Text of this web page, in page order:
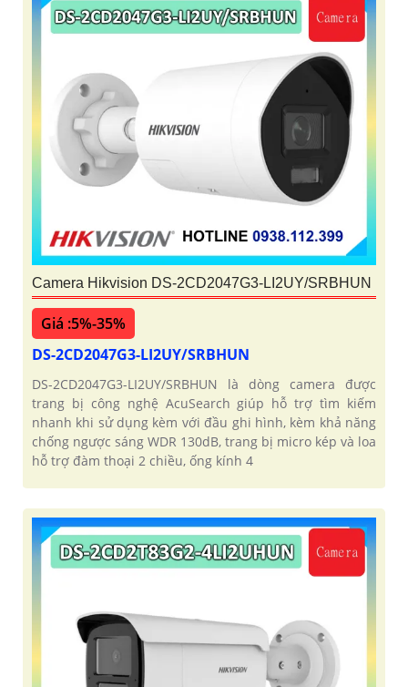
Camera Hikvision DS-2CD2047G3-LI2UY/SRBHUN
Giá :5%-35%
DS-2CD2047G3-LI2UY/SRBHUN
DS-2CD2047G3-LI2UY/SRBHUN là dòng camera được
trang bị công nghệ AcuSearch giúp hỗ trợ tìm kiếm
nhanh khi sử dụng kèm với đầu ghi hình, kèm khả năng
chống ngược sáng WDR 130dB, trang bị micro kép và loa
hỗ trợ đàm thoại 2 chiều, ống kính 4